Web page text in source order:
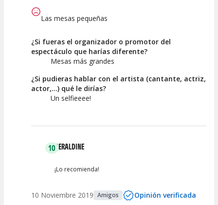
Las mesas pequeñas
¿Si fueras el organizador o promotor del
espectáculo que harías diferente?
Mesas más grandes
¿Si pudieras hablar con el artista (cantante, actriz,
actor,...) qué le dirías?
Un selfieeee!
10GERALDINE
¡Lo recomienda!
10 Noviembre 2019 Amigos Opinión verificada